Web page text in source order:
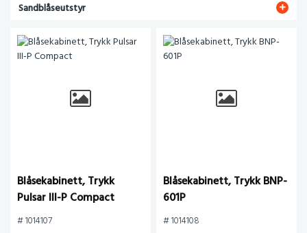
Sandblåseutstyr
Blåsekabinett, Trykk
Pulsar III-P Compact
# 1014107
Blåsekabinett, Trykk BNP-
601P
# 1014108